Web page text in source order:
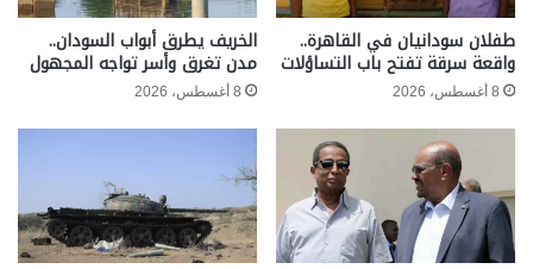
طفلان سودانيان في القاهرة..
واقعة سرقة تفتح باب التساؤلات
8 أغسطس، 2026
الخريف يطرق أبواب السودان..
مدن تغرق وأسر تواجه المجهول
8 أغسطس، 2026